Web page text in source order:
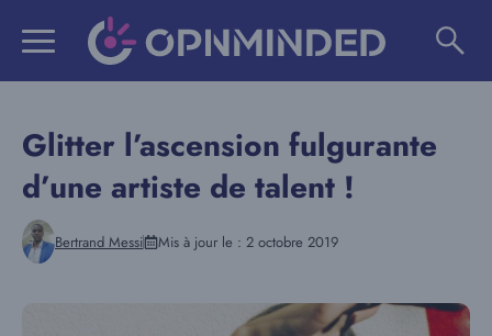
Glitter l’ascension fulgurante
d’une artiste de talent !
Bertrand Messi Mis à jour le : 2 octobre 2019